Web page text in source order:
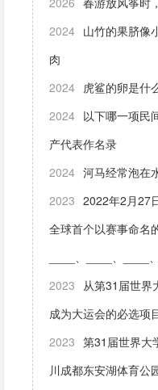
2024 山竹的果脐像
肉
2024 虎鲨的卵是什
2024 以下哪一项民
产代表作名录
2024 河马经常泡在
2023 2022年2月27
全球首个以赛事命名
____、____、____
2023 从第31届世界
成为大运会的必选项
2023 第31届世界大
川成都东安湖体育公